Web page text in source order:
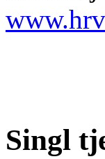
Singl